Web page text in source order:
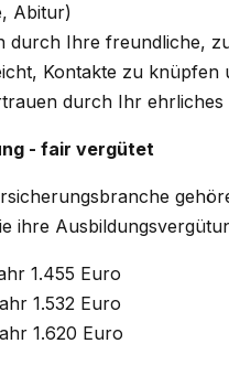
Abitur)
durch Ihre freundliche,
Kontakte zu
durch Ihr
- fair vergütet
ihre
1.455 Euro
1.532 Euro
1.620 Euro